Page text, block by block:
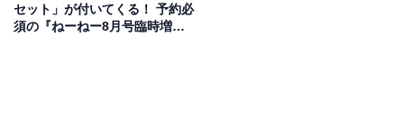
セット」が付いてくる！ 予約必
須の『ねーねー8月号臨時増刊